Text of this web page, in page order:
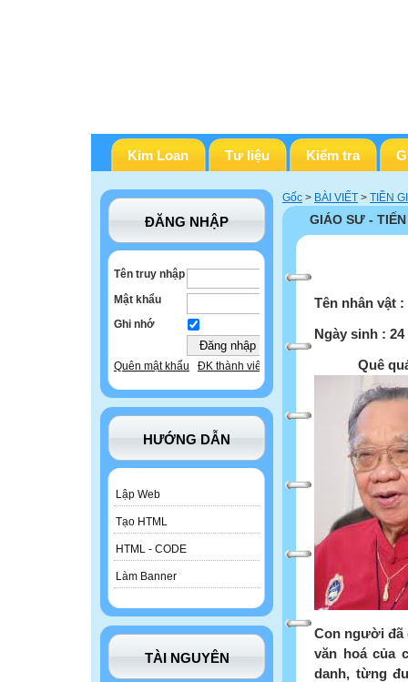
Kim Loan Tư liệu Kiểm tra
ĐĂNG NHẬP
Tên truy nhập
Mật khẩu
Ghi nhớ
Quên mật khẩu ĐK thành viên
HƯỚNG DẪN
Lập Web
Tạo HTML
HTML - CODE
Làm Banner
TÀI NGUYÊN
Gốc > BÀI VIẾT > TIỀN
GIÁO SƯ -
Tên nhân vật :
Ngày sinh :
Quê
Con người đã
văn hoá của
danh, từng